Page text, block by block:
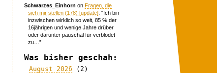
Schwarzes_Einhorn onFragen, die
sich mir stellen (178) [update]: “Ich bin
inzwischen wirklich so weit, 85 % der
16jährigen und wenige Jahre drüber
oder darunter pauschal für verblödet
zu… ”
Was bisher geschah:
August 2026 (2)